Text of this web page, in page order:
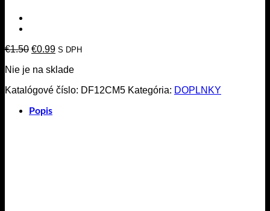
€1.50 Pôvodná
bola:
€0.99Aktuálna
je:
S DPH
Nie je na sklade
Katalógové číslo: DF12CM5 Kategória: DOPLNKY
Popis